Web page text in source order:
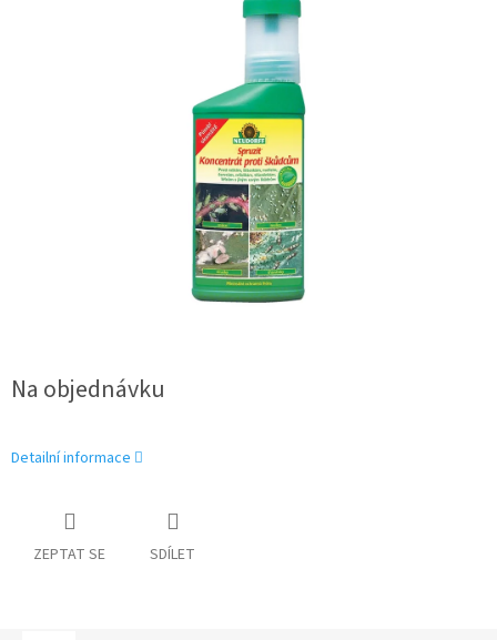
Na objednávku
Detailní informace
ZEPTAT SE SDÍLET